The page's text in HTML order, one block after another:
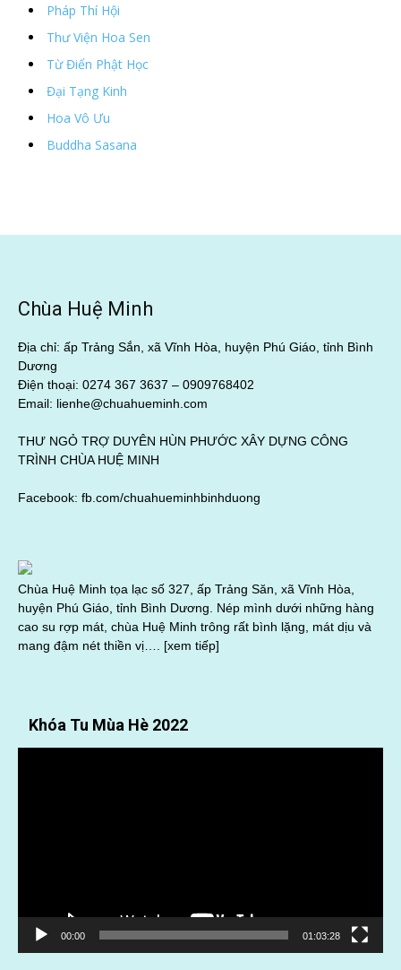
Pháp Thí Hội
Thư Viện Hoa Sen
Từ Điển Phật Học
Đại Tạng Kinh
Hoa Vô Ưu
Buddha Sasana
Chùa Huệ Minh
Địa chỉ: ấp Trảng Sắn, xã Vĩnh Hòa, huyện Phú Giáo, tỉnh Bình
Dương
Điện thoại: 0274 367 3637 – 0909768402
Email: lienhe@chuahueminh.com
THƯ NGỎ TRỢ DUYÊN HÙN PHƯỚC XÂY DỰNG CÔNG
TRÌNH CHÙA HUỆ MINH
Facebook: fb.com/chuahueminhbinhduong
Chùa Huệ Minh tọa lạc số 327, ấp Trảng Săn, xã Vĩnh Hòa,
huyện Phú Giáo, tỉnh Bình Dương. Nép mình dưới những hàng
cao su rợp mát, chùa Huệ Minh trông rất bình lặng, mát dịu và
mang đậm nét thiền vị…. [xem tiếp]
Khóa Tu Mùa Hè 2022
00:00 01:03:28